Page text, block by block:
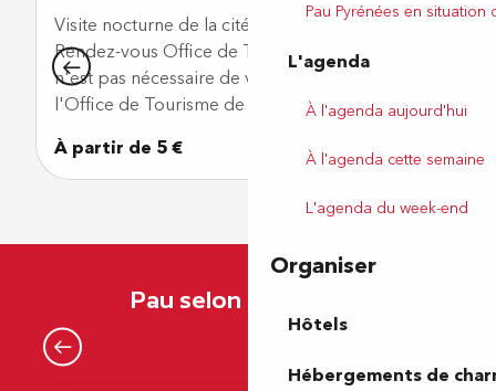
Pau Pyrénées en situation
L'agenda
À l'agenda aujourd'hui
À l'agenda cette semaine
L'agenda du week-end
Organiser
Hôtels
Hébergements de
Prendre un verre
Visite nocturne de la cité médiévale de Lescar.
Rendez-vous Office de Tourisme de Lescar *Il
n'est pas nécessaire de venir éditer un billet à
l'Office de Tourisme de Pau...
à partir de 5€
Pau selon mon envie
Que faire quand il pleut ?